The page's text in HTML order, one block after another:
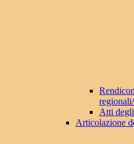
Atti
Articolazione